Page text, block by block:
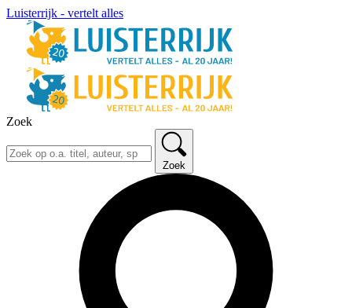
Luisterrijk - vertelt alles
Zoek
Zoek